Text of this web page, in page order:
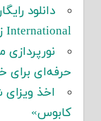
International زبان آلمانی
حرفه‌ای برای
اخذ ویزای
کابوس»